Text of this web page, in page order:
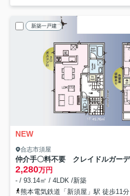
新築一戸建
NEW
合志市須屋
2,280万円
- / 93.14㎡ / 4LDK /新築
熊本電気鉄道「新須屋」駅 徒歩11分